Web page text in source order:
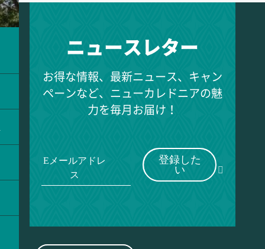
ニュースレター
お得な情報、最新ニュース、キャン
ペーンなど、ニューカレドニアの魅
力を毎月お届け！
Eメールアドレ
ス
登録した
い